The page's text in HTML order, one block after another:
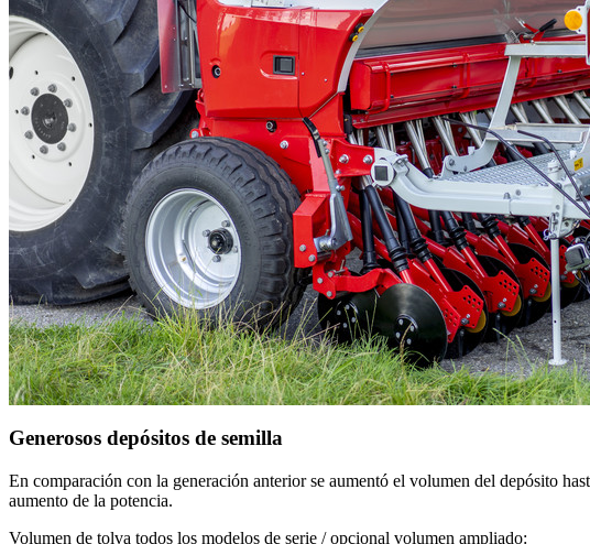
Generosos depósitos de semilla
En comparación con la generación anterior se aumentó el volumen del depósito
aumento de la potencia.
Volumen de tolva todos los modelos de serie / opcional volumen ampliado: